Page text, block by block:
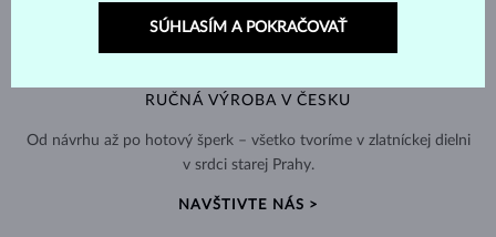
RUČNÁ VÝROBA V ČESKU
Od návrhu až po hotový šperk – všetko tvoríme v zlatníckej dielni
v srdci starej Prahy.
NAVŠTIVTE NÁS >
SÚHLASÍM A POKRAČOVAŤ